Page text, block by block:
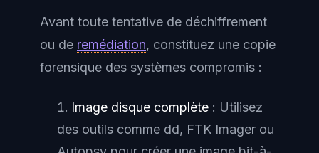
Avant toute tentative de déchiffrement
ou de remédiation, constituez une copie
forensique des systèmes compromis :
Image disque complète : Utilisez
des outils comme dd, FTK Imager ou